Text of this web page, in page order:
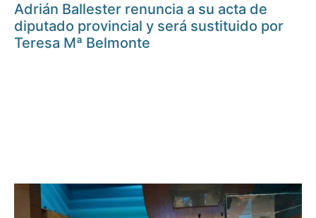
Adrián Ballester renuncia a su acta de
diputado provincial y será sustituido por
Teresa Mª Belmonte